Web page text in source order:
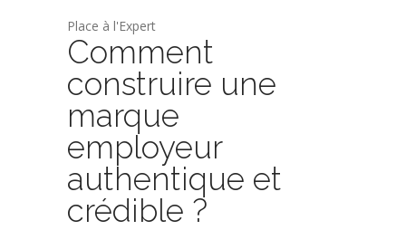
Place à l'Expert
Comment
construire une
marque
employeur
authentique et
crédible ?